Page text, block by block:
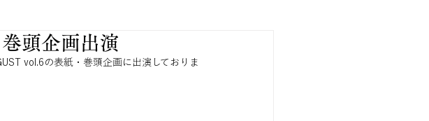
頭企画出演
vol.6の表紙・巻頭企画に出演しておりま